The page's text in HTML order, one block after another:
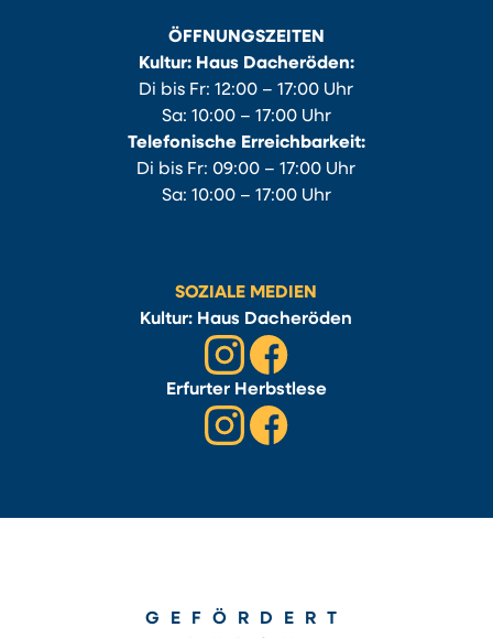
ÖFFNUNGSZEITEN
Kultur: Haus Dacheröden:
Di bis Fr: 12:00 – 17:00 Uhr
Sa: 10:00 – 17:00 Uhr
Telefonische Erreichbarkeit:
Di bis Fr: 09:00 – 17:00 Uhr
Sa: 10:00 – 17:00 Uhr
SOZIALE MEDIEN
Kultur: Haus Dacheröden
Erfurter Herbstlese
GEFÖRDERT